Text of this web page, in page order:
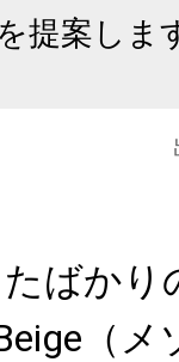
提案しま
ばか
（